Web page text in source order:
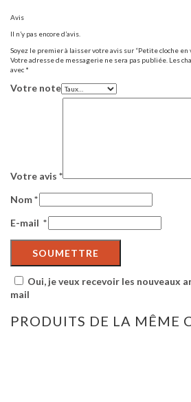
Avis
Il n’y pas encore d’avis.
Soyez le premier à laisser votre avis sur “Petite cloche
Votre adresse de messagerie ne sera pas publiée. Les
avec *
Votre note
Votre avis *
Nom*
E-mail *
Oui, je veux recevoir les nouveaux
mail
PRODUITS DE LA MÊME